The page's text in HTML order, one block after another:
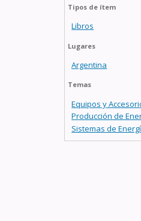
Tipos de ítem
Libros
Lugares
Argentina
Temas
Equipos y
Producción de
Sistemas de